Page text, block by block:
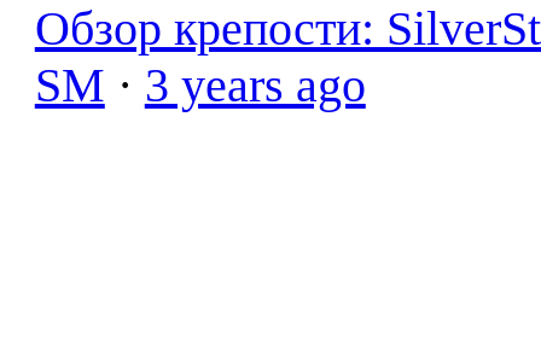
Обзор крепости:
SM · 3 years ago